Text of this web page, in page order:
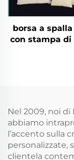
borsa a
con stampa di
Nel 2009, noi di
abbiamo
l’accento sulla
personalizzate,
clientela